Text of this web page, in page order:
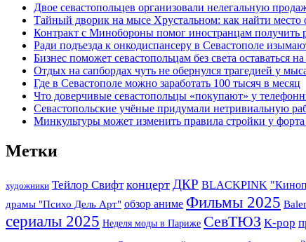
Двое севастопольцев организовали нелегальную
Тайный дворик на мысе Хрустальном: как найти место
Контракт с Минобороны помог иностранцам получить
Ради подъезда к онкодиспансеру в Севастополе
Бизнес поможет севастопольцам без света оставаться на
Отдых на сапбордах чуть не обернулся трагедией у
Где в Севастополе можно заработать 100 тысяч в месяц
Что доверчивые севастопольцы «покупают» у
Севастопольские учёные придумали нетривиальную
Минкультуры может изменить правила стройки у форта
Метки
художники Тейлор Свифт концерт ДКР BLACKPINK
драмы "Психо Дель Арт" обзор аниме Фильмы 2025
сериалы 2025 Неделя моды в Париже СевТЮЗ K-pop